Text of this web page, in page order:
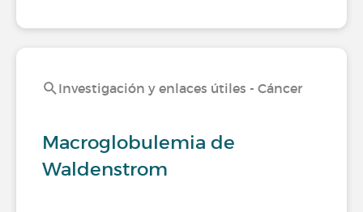
Investigación y enlaces útiles - Cáncer
Macroglobulemia de
Waldenstrom